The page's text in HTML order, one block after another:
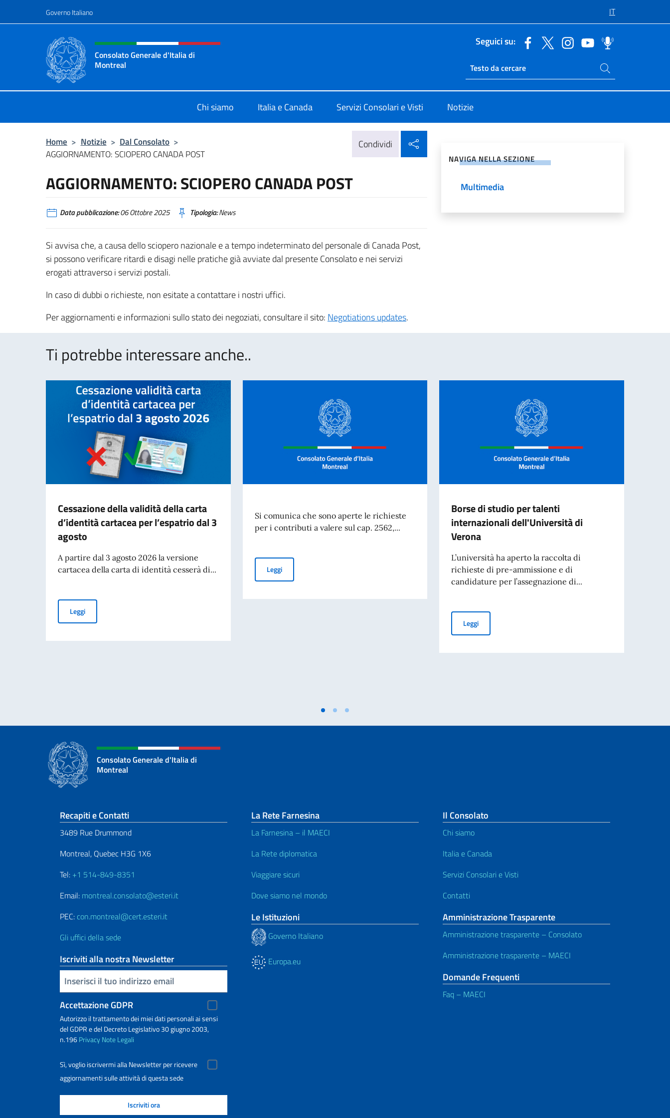
Governo Italiano IT
Intestazione sito, social e menù
Consolato Generale d'Italia di
Montreal
Seguici su:
Ricerca sito live
Cerca nel sito
Chi siamo Italia e Canada Servizi Consolari e Visti Notizie
Home > Notizie > Dal Consolato >
AGGIORNAMENTO: SCIOPERO CANADA POST
Condividi
AGGIORNAMENTO: SCIOPERO CANADA POST
Data pubblicazione:06 Ottobre 2025 Tipologia:News
Si avvisa che, a causa dello sciopero nazionale e a tempo indeterminato del personale di Canada Post,
si possono verificare ritardi e disagi nelle pratiche già avviate dal presente Consolato e nei servizi
erogati attraverso i servizi postali.
In caso di dubbi o richieste, non esitate a contattare i nostri uffici.
Per aggiornamenti e informazioni sullo stato dei negoziati, consultare il sito: Negotiations updates.
NAVIGA NELLA SEZIONE
Multimedia
Ti potrebbe interessare anche..
Cessazione della validità della carta
d’identità cartacea per l’espatrio dal 3
agosto
A partire dal 3 agosto 2026 la versione
cartacea della carta di identità cesserà di...
LeggiCessazione della validità della carta d’identità cartacea per l’espatrio dal 3 agosto
Si comunica che sono aperte le richieste
per i contributi a valere sul cap. 2562,...
Leggi
Borse di studio per talenti
internazionali dell'Università di
Verona
L’università ha aperto la raccolta di
richieste di pre-ammissione e di
candidature per l’assegnazione di...
LeggiBorse di studio per talenti internazionali dell'Università di
Consolato Generale d'Italia di
Montreal
Sezione footer
Recapiti e Contatti
3489 Rue Drummond
Montreal, Quebec H3G 1X6
Tel: +1 514-849-8351
Email: montreal.consolato@esteri.it
PEC: con.montreal@cert.esteri.it
Gli uffici della sede
Iscriviti alla nostra Newsletter
Inserisci la tua email
Accettazione GDPR
Autorizzo il trattamento dei miei dati personali ai sensi
del GDPR e del Decreto Legislativo 30 giugno 2003,
n.196PrivacyNote Legali
Sì, voglio iscrivermi alla Newsletter per ricevere
aggiornamenti sulle attività di questa sede
La Rete Farnesina
La Farnesina – il MAECI
La Rete diplomatica
Viaggiare sicuri
Dove siamo nel mondo
Le Istituzioni
Governo Italiano
Europa.eu
Il Consolato
Chi siamo
Italia e Canada
Servizi Consolari e Visti
Contatti
Amministrazione Trasparente
Amministrazione trasparente – Consolato
Amministrazione trasparente – MAECI
Domande Frequenti
Faq – MAECI